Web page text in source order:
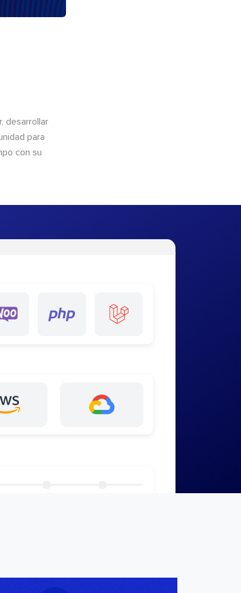
desarrollar
para
con su